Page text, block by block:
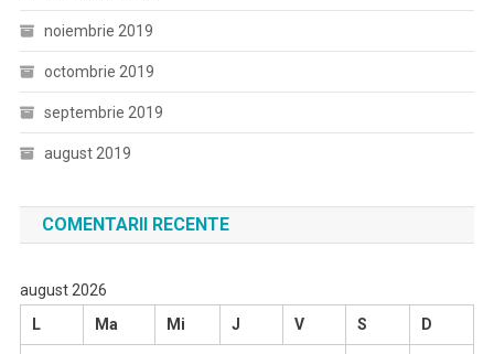
noiembrie 2019
octombrie 2019
septembrie 2019
august 2019
COMENTARII RECENTE
august 2026
L
Ma Mi J V S D